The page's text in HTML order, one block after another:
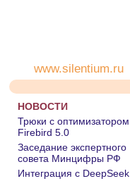
www.silentium.ru
НОВОСТИ
Трюки с оптимизатором
Firebird 5.0
Заседание экспертного
совета Минцифры РФ
Интеграция с DeepSeek